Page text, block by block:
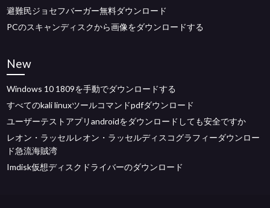
避難民ジョセフバーガー無料ダウンロード
PCのスキャンディスクから画像をダウンロードする
New
Windows 10 1809を手動でダウンロードする
すべてのkali linuxツールコマンドpdfダウンロード
ユーザーテストアプリandroidをダウンロードしても安全ですか
レオン・ラッセルレオン・ラッセルディスコグラフィーダウンロー
ド急流海賊湾
Imdisk仮想ディスクドライバーのダウンロード